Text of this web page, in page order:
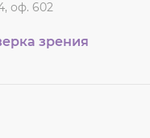
оф. 602
зрения